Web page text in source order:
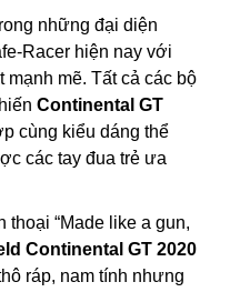
những đại diện
Racer hiện nay với
mạnh mẽ. Tất cả các bộ
Continental GT
cùng kiểu dáng thể
các tay đua trẻ ưa
“Made like a gun,
Continental GT 2020
ráp, nam tính nhưng